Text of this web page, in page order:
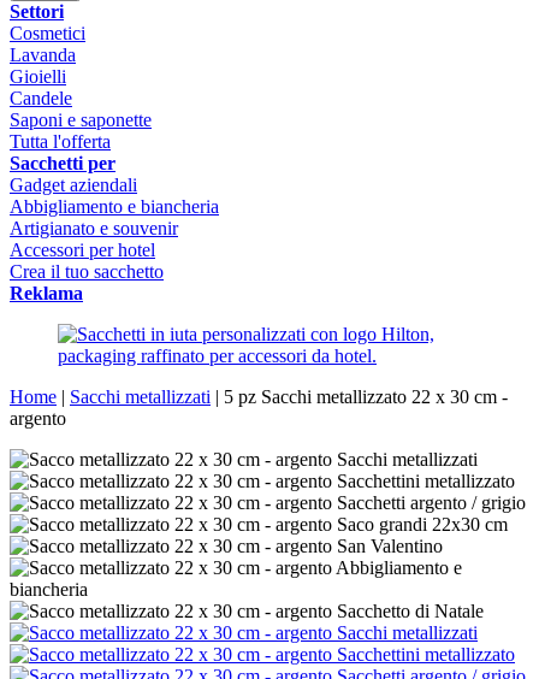
Settori
Cosmetici
Lavanda
Gioielli
Candele
Saponi e saponette
Tutta l'offerta
Sacchetti per
Gadget aziendali
Abbigliamento e biancheria
Artigianato e souvenir
Accessori per hotel
Crea il tuo sacchetto
Reklama
Home | Sacchi metallizzati | 5 pz Sacchi metallizzato 22 x 30 cm -
argento